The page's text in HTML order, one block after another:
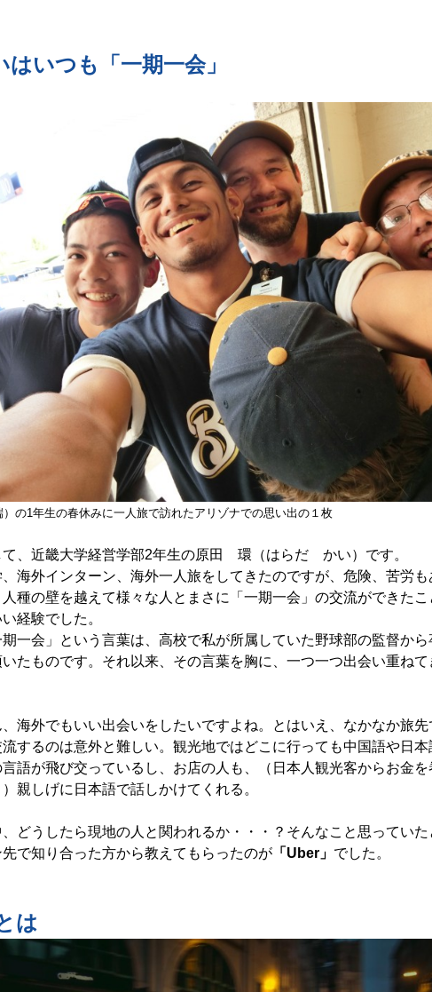
はいつも「一期一会」
）の1年生の春休みに一人旅で訪れたアリゾナでの思い出の１枚
て、近畿大学経営学部2年生の原田 環（はらだ かい）です。
海外インターン、海外一人旅をしてきたのですが、危険、苦労も
人種の壁を越えて様々な人とまさに「一期一会」の交流ができたこ
経験でした。
期一会」という言葉は、高校で私が所属していた野球部の監督から
いたものです。それ以来、その言葉を胸に、一つ一つ出会い重ねて
、海外でもいい出会いをしたいですよね。とはいえ、なかなか旅先
するのは意外と難しい。観光地ではどこに行っても中国語や日本
語が飛び交っているし、お店の人も、（日本人観光客からお金を
親しげに日本語で話しかけてくれる。
どうしたら現地の人と関われるか・・・？そんなこと思っていた
先で知り合った方から教えてもらったのが 「Uber」 でした。
は